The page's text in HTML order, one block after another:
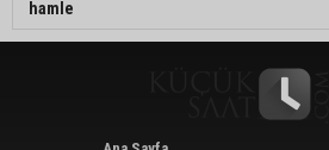
hamle